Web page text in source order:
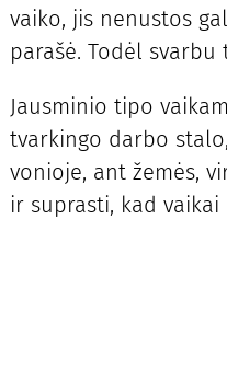
vaiko, jis nenustos
parašė. Todėl
Jausminio tipo
tvarkingo darbo
vonioje, ant žemės,
ir suprasti, kad